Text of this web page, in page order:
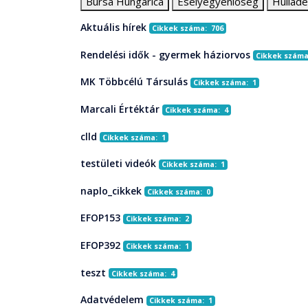
Aktuális hírek Cikkek száma: 706
Rendelési idők - gyermek háziorvos Cikkek
MK Többcélú Társulás Cikkek száma: 1
Marcali Értéktár Cikkek száma: 4
clld Cikkek száma: 1
testületi videók Cikkek száma: 1
naplo_cikkek Cikkek száma: 0
EFOP153 Cikkek száma: 2
EFOP392 Cikkek száma: 1
teszt Cikkek száma: 4
Adatvédelem Cikkek száma: 1